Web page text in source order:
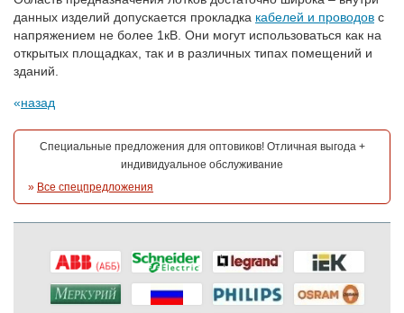
данных изделий допускается прокладка кабелей и проводов с
напряжением не более 1кВ. Они могут использоваться как на
открытых площадках, так и в различных типах помещений и
зданий.
назад
Специальные предложения для оптовиков! Отличная выгода +
индивидуальное обслуживание
» Все спецпредложения